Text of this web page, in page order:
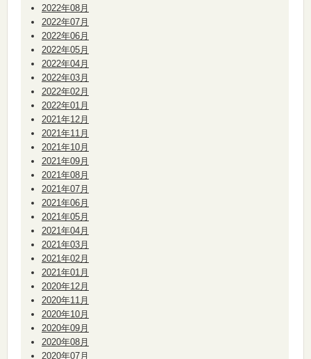
2022年08月
2022年07月
2022年06月
2022年05月
2022年04月
2022年03月
2022年02月
2022年01月
2021年12月
2021年11月
2021年10月
2021年09月
2021年08月
2021年07月
2021年06月
2021年05月
2021年04月
2021年03月
2021年02月
2021年01月
2020年12月
2020年11月
2020年10月
2020年09月
2020年08月
2020年07月